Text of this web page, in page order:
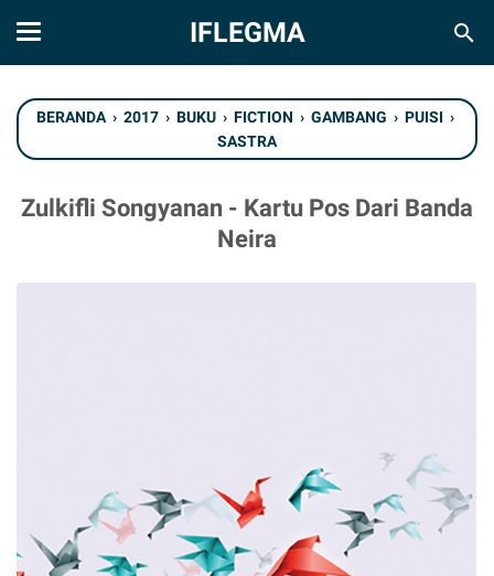
IFLEGMA
BERANDA › 2017 › BUKU › FICTION › GAMBANG › PUISI ›
SASTRA
Zulkifli Songyanan - Kartu Pos Dari Banda
Neira